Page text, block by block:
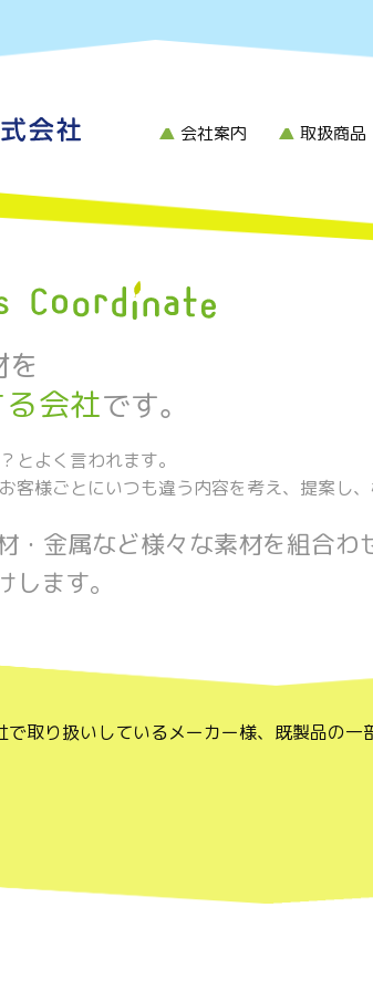
会社案内 取扱商品
会社です。
とよく言われます。
客様ごとにいつも違う内容を考え、提案し
・金属など様々な素材を組合わ
ます。
で取り扱いしているメーカー様、既製品の一